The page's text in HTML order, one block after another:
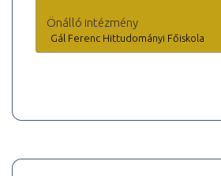
Önálló intézmény
Gál Ferenc Hittudományi Főiskola